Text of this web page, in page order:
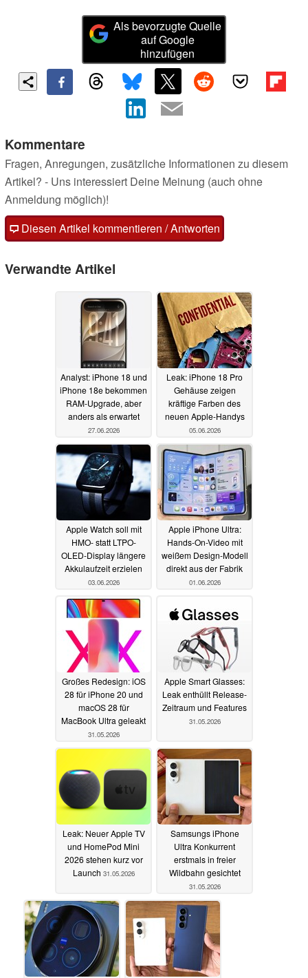
Als bevorzugte Quelle
auf Google
hinzufügen
Kommentare
Fragen, Anregungen, zusätzliche Informationen zu diesem
Artikel? - Uns interessiert Deine Meinung (auch ohne
Anmeldung möglich)!
Diesen Artikel kommentieren / Antworten
Verwandte Artikel
Analyst: iPhone 18 und
iPhone 18e bekommen
RAM-Upgrade, aber
anders als erwartet
27.06.2026
Leak: iPhone 18 Pro
Gehäuse zeigen
kräftige Farben des
neuen Apple-Handys
05.06.2026
Apple Watch soll mit
HMO- statt LTPO-
OLED-Display längere
Akkulaufzeit erzielen
03.06.2026
Apple iPhone Ultra:
Hands-On-Video mit
weißem Design-Modell
direkt aus der Fabrik
01.06.2026
Großes Redesign: iOS
28 für iPhone 20 und
macOS 28 für
MacBook Ultra geleakt
31.05.2026
Apple Smart Glasses:
Leak enthüllt Release-
Zeitraum und Features
31.05.2026
Leak: Neuer Apple TV
und HomePod Mini
2026 stehen kurz vor
Launch 31.05.2026
Samsungs iPhone
Ultra Konkurrent
erstmals in freier
Wildbahn gesichtet
31.05.2026